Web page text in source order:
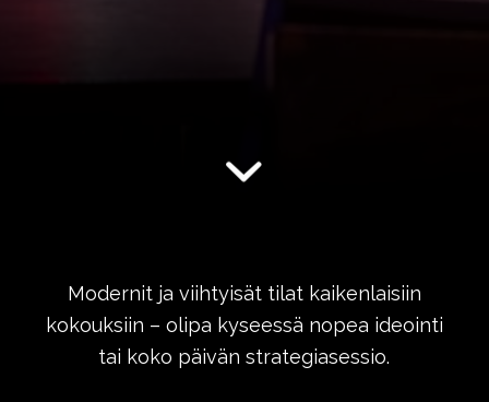
Modernit ja viihtyisät tilat kaikenlaisiin
kokouksiin – olipa kyseessä nopea ideointi
tai koko päivän strategiasessio.